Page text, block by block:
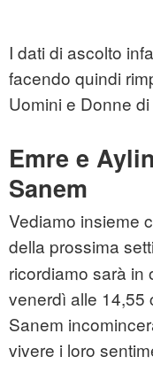
I dati di ascolto
facendo quindi
Uomini e Donne
Emre e
Sanem
Vediamo insieme
della prossima
ricordiamo sarà in
venerdì alle 14,55
Sanem
vivere i loro